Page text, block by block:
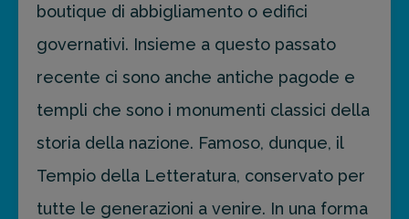
boutique di abbigliamento o edifici
governativi. Insieme a questo passato
recente ci sono anche antiche pagode e
templi che sono i monumenti classici della
storia della nazione. Famoso, dunque, il
Tempio della Letteratura, conservato per
tutte le generazioni a venire. In una forma